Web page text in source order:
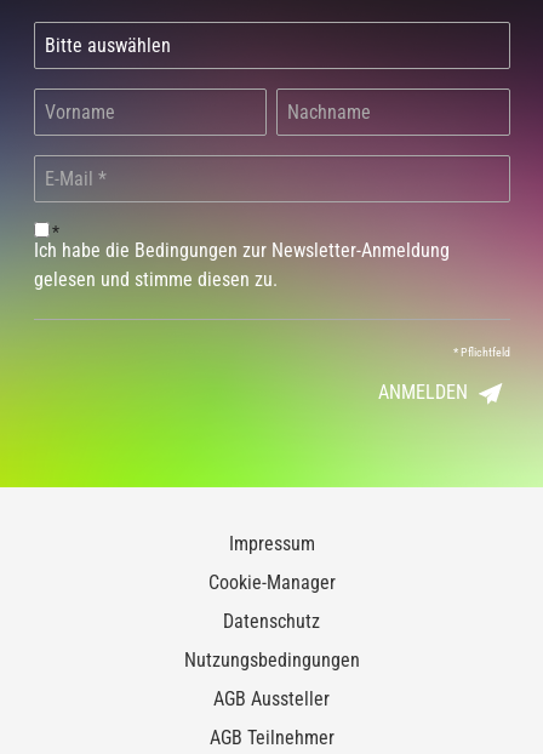
*
Ich habe die Bedingungen zur Newsletter-Anmeldung
gelesen und stimme diesen zu.
*Pflichtfeld
ANMELDEN
Impressum
Cookie-Manager
Datenschutz
Nutzungsbedingungen
AGB Aussteller
AGB Teilnehmer